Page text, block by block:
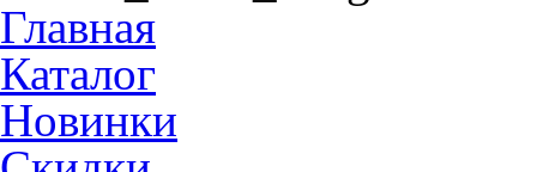
Главная
Каталог
Новинки